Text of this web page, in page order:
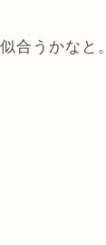
合うかなと。